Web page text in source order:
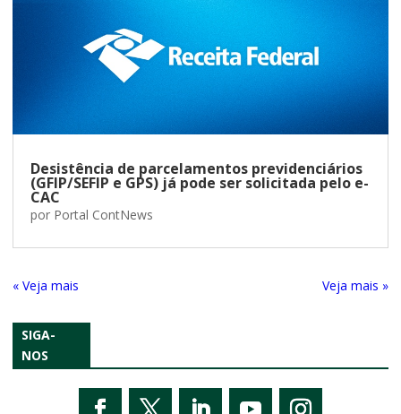
Desistência de parcelamentos previdenciários
(GFIP/SEFIP e GPS) já pode ser solicitada pelo e-
CAC
por Portal ContNews
« Entradas Antigas Próximas Entradas »
SIGA-
NOS